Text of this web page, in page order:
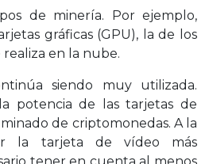
de minería. Por ejemplo,
gráficas (GPU), la de los
realiza en la nube.
siendo muy utilizada.
potencia de las tarjetas de
de criptomonedas. A la
la tarjeta de vídeo más
tener en cuenta al menos